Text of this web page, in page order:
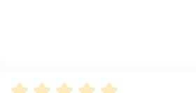
Рейтинг:5